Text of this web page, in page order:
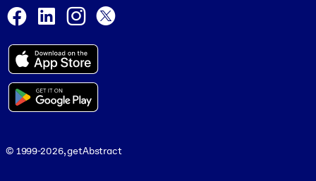
Facebook
LinkedInInstagram
© 1999-2026, getAbstract